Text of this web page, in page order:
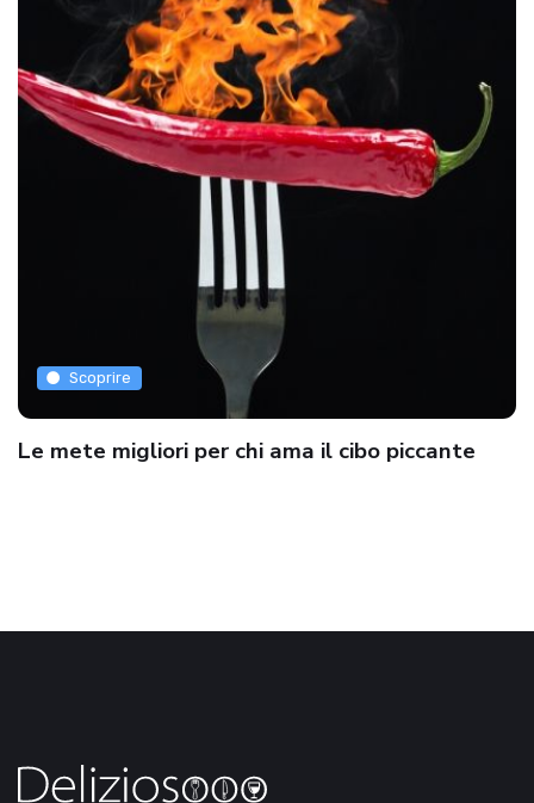
Scoprire
Le mete migliori per chi ama il cibo piccante